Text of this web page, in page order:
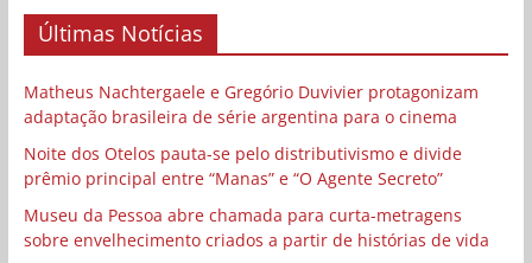
Últimas Notícias
Matheus Nachtergaele e Gregório Duvivier protagonizam
adaptação brasileira de série argentina para o cinema
Noite dos Otelos pauta-se pelo distributivismo e divide
prêmio principal entre “Manas” e “O Agente Secreto”
Museu da Pessoa abre chamada para curta-metragens
sobre envelhecimento criados a partir de histórias de vida